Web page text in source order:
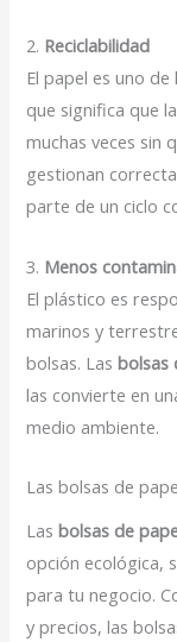
2. Reciclabilidad
El papel es uno
que significa que
muchas veces sin
gestionan
parte de un ciclo
3. Menos
El plástico es
marinos y
bolsas. Lasbolsas
las convierte en
medio ambiente.
Las bolsas de
Lasbolsas de
opción ecológica,
para tu negocio.
y precios, las